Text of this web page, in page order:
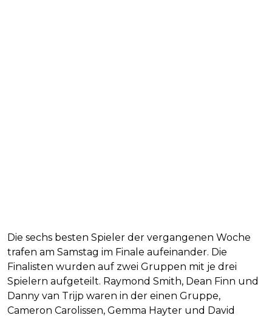
Die sechs besten Spieler der vergangenen Woche
trafen am Samstag im Finale aufeinander. Die
Finalisten wurden auf zwei Gruppen mit je drei
Spielern aufgeteilt. Raymond Smith, Dean Finn und
Danny van Trijp waren in der einen Gruppe,
Cameron Carolissen, Gemma Hayter und David